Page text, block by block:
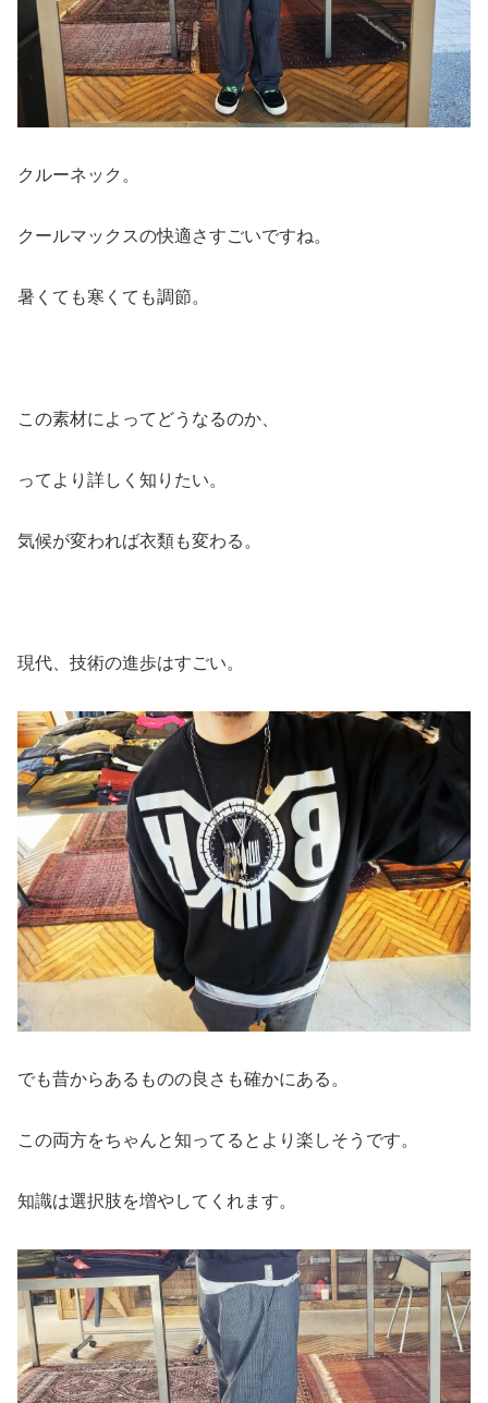
クルーネック。
クールマックスの快適さすごいですね。
暑くても寒くても調節。
この素材によってどうなるのか、
ってより詳しく知りたい。
気候が変われば衣類も変わる。
現代、技術の進歩はすごい。
でも昔からあるものの良さも確かにある。
この両方をちゃんと知ってるとより楽しそうです。
知識は選択肢を増やしてくれます。